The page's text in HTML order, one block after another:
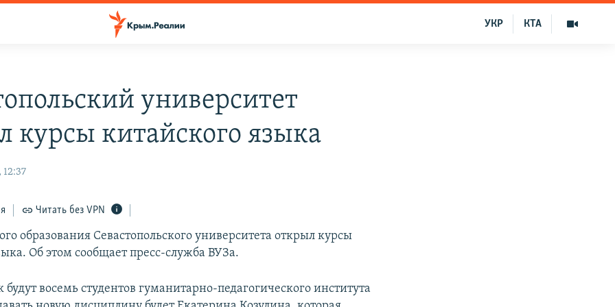
КТА
УКР
университет
курсы китайского языка
12:37
Читать без VPN
образования Севастопольского университета открыл курсы
Об этом сообщает пресс-служба ВУЗа.
будут восемь студентов гуманитарно-педагогического института